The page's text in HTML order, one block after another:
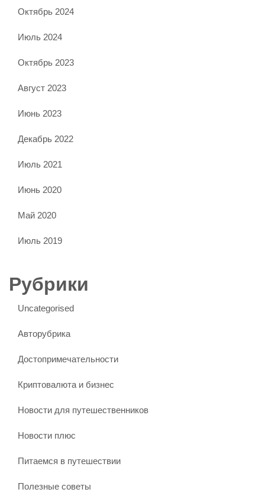
Октябрь 2024
Июль 2024
Октябрь 2023
Август 2023
Июнь 2023
Декабрь 2022
Июль 2021
Июнь 2020
Май 2020
Июль 2019
Рубрики
Uncategorised
Авторубрика
Достопримечательности
Криптовалюта и бизнес
Новости для путешественников
Новости плюс
Питаемся в путешествии
Полезные советы